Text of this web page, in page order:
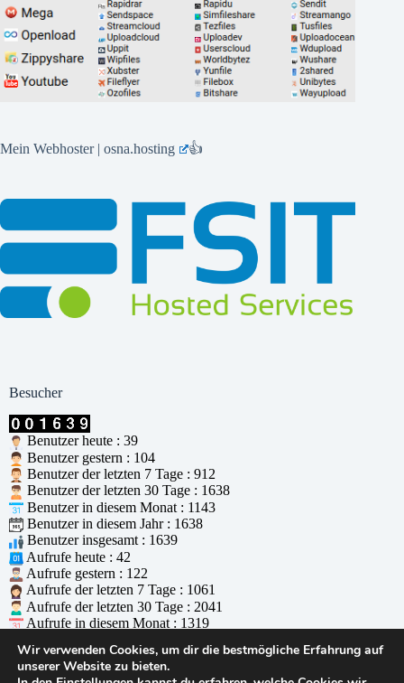
Mein Webhoster | osna.hosting 👍
Besucher
Benutzer heute : 39
Benutzer gestern : 104
Benutzer der letzten 7 Tage : 912
Benutzer der letzten 30 Tage : 1638
Benutzer in diesem Monat : 1143
Benutzer in diesem Jahr : 1638
Benutzer insgesamt : 1639
Aufrufe heute : 42
Aufrufe gestern : 122
Aufrufe der letzten 7 Tage : 1061
Aufrufe der letzten 30 Tage : 2041
Aufrufe in diesem Monat : 1319
Aufrufe insgesamt : 2042
Wer ist online : 1
Wir verwenden Cookies, um dir die bestmögliche Erfahrung auf
unserer Website zu bieten.